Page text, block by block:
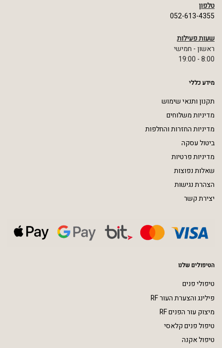
טלפון
052-613-4355
שעות פעילות
ראשון - חמישי
8:00 - 19:00
מידע כללי
תקנון ותנאי שימוש
מדיניות משלוחים
מדיניות החזרות והחלפות
ביטול עסקה
מדיניות פרטיות
שאלות נפוצות
הצהרת נגישות
יצירת קשר
הטיפולים שלנו
טיפולי פנים
פילינג והצערת העור RF
מיצוק עור הפנים RF
טיפול פנים קלאסי
טיפול אקנה